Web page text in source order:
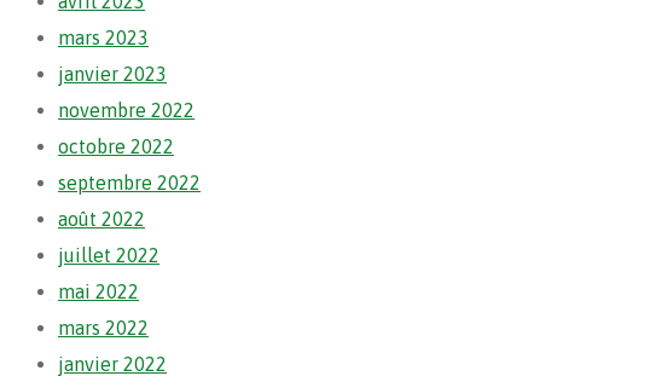
mars 2023
janvier 2023
novembre 2022
octobre 2022
septembre 2022
août 2022
juillet 2022
mai 2022
mars 2022
janvier 2022